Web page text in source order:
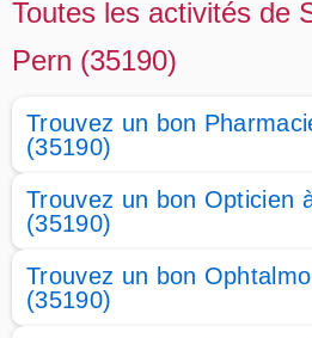
Toutes les activités de
Pern (35190)
Trouvez un bon
(35190)
Trouvez un bon Opticien
(35190)
Trouvez un bon
(35190)